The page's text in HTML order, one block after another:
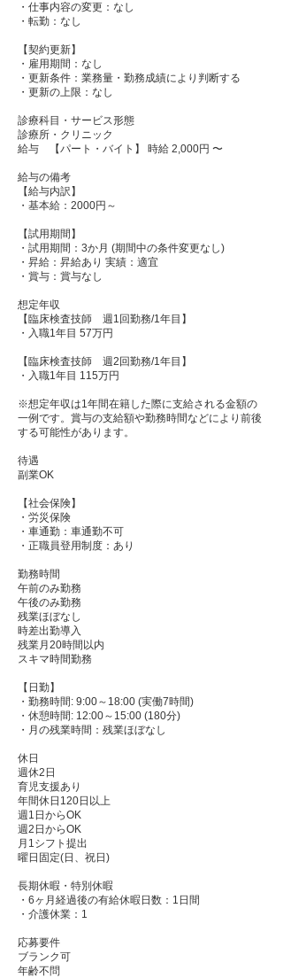
・仕事内容の変更：なし
・転勤：なし
【契約更新】
・雇用期間：なし
・更新条件：業務量・勤務成績により判断する
・更新の上限：なし
診療科目・サービス形態
診療所・クリニック
給与 【パート・バイト】 時給 2,000円 〜
給与の備考
【給与内訳】
・基本給：2000円～
【試用期間】
・試用期間：3か月 (期間中の条件変更なし)
・昇給：昇給あり 実績：適宜
・賞与：賞与なし
想定年収
【臨床検査技師 週1回勤務/1年目】
・入職1年目 57万円
【臨床検査技師 週2回勤務/1年目】
・入職1年目 115万円
※想定年収は1年間在籍した際に支給される金額の
一例です。賞与の支給額や勤務時間などにより前後
する可能性があります。
待遇
副業OK
【社会保険】
・労災保険
・車通勤：車通勤不可
・正職員登用制度：あり
勤務時間
午前のみ勤務
午後のみ勤務
残業ほぼなし
時差出勤導入
残業月20時間以内
スキマ時間勤務
【日勤】
・勤務時間: 9:00～18:00 (実働7時間)
・休憩時間: 12:00～15:00 (180分)
・月の残業時間：残業ほぼなし
休日
週休2日
育児支援あり
年間休日120日以上
週1日からOK
週2日からOK
月1シフト提出
曜日固定(日、祝日)
長期休暇・特別休暇
・6ヶ月経過後の有給休暇日数：1日間
・介護休業：1
応募要件
ブランク可
年齢不問